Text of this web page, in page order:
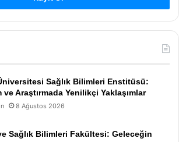
Sağlık Bilimleri Enstitüsü:
ve Araştırmada Yenilikçi Yaklaşımlar
8 Ağustos 2026
Sağlık Bilimleri Fakültesi: Geleceğin